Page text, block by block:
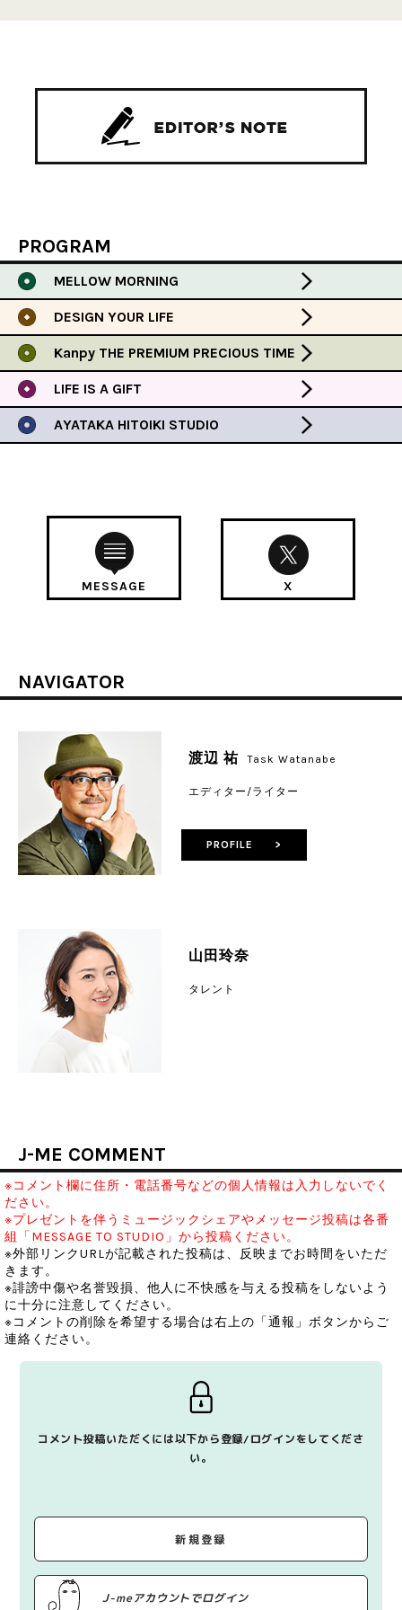
PROGRAM
MELLOW MORNING
DESIGN YOUR LIFE
Kanpy THE PREMIUM PRECIOUS TIME
LIFE IS A GIFT
AYATAKA HITOIKI STUDIO
MESSAGE X
NAVIGATOR
渡辺 祐 Task Watanabe
エディター/ライター
山田玲奈
タレント
PROFILE >
J-ME COMMENT
※コメント欄に住所・電話番号などの個人情報は入力しないでく
ださい。
※プレゼントを伴うミュージックシェアやメッセージ投稿は各番
組「MESSAGE TO STUDIO」から投稿ください。
※外部リンクURLが記載された投稿は、反映までお時間をいただ
きます。
※誹謗中傷や名誉毀損、他人に不快感を与える投稿をしないよう
に十分に注意してください。
※コメントの削除を希望する場合は右上の「通報」ボタンからご
連絡ください。
コメント投稿いただくには以下から登録/ログインをしてくださ
い。
新規登録
J-meアカウントでログイン